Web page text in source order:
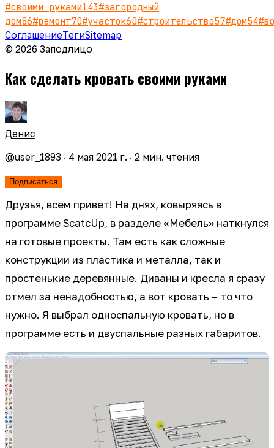
#своими руками143#загородный
дом86#ремонт70#участок60#строительство57#дом54#
СоглашениеТегиSitemap
© 2026 Заподлицо
Как сделать кровать своими руками
Денис
@user_1893 · 4 мая 2021 г. · 2 мин. чтения
Подписаться
Друзья, всем привет! На днях, ковыряясь в
программе ScatcUp, в разделе «Мебель» наткнулся
на готовые проекты. Там есть как сложные
конструкции из пластика и металла, так и
простенькие деревянные. Диваны и кресла я сразу
отмел за ненадобностью, а вот кровать – то что
нужно. Я выбрал односпальную кровать, но в
программе есть и двуспальные разных габаритов.